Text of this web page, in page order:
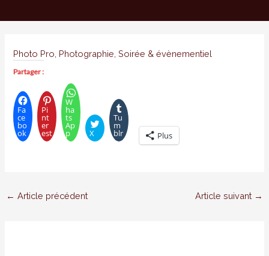
Photo Pro Photographie ,Soirée & évènementiel
Partager :
Fa
ce
bo
ok
Pi
nt
er
est
W
ha
ts
Ap
p X
Tu
m
blr Plus
← Article précédent Article suivant →